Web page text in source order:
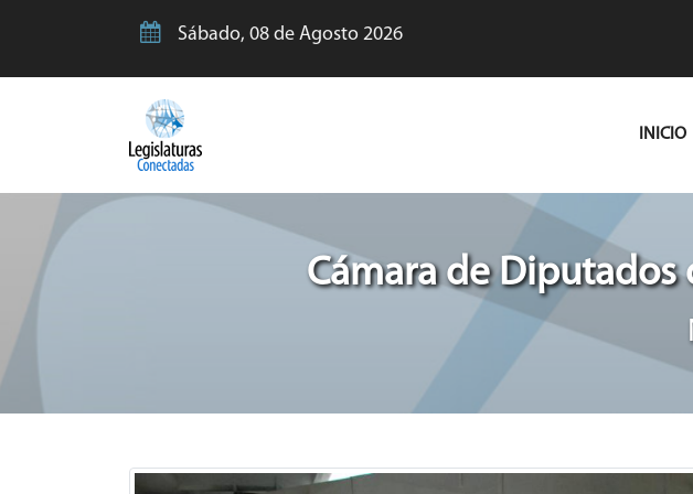
Sábado, 08 de Agosto 2026
INICIO
Cámara de Diputados